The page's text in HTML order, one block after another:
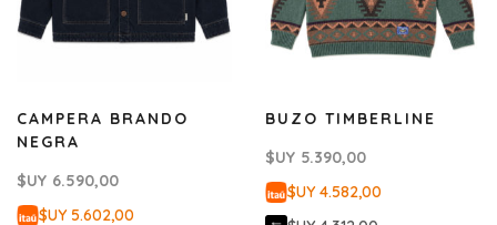
CAMPERA BRANDO
NEGRA
$UY 6.590,00
$UY 5.602,00
BUZO TIMBERLINE
$UY 5.390,00
$UY 4.582,00